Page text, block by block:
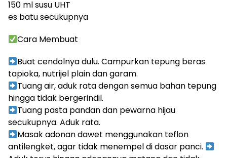
150 ml susu UHT
es batu secukupnya
Cara Membuat
Buat cendolnya dulu. Campurkan tepung beras
tapioka, nutrijel plain dan garam.
Tuang air, aduk rata dengan semua bahan tepung
hingga tidak bergerindil.
Tuang pasta pandan dan pewarna hijau
secukupnya. Aduk rata.
Masak adonan dawet menggunakan teflon
antilengket, agar tidak menempel di dasar panci.